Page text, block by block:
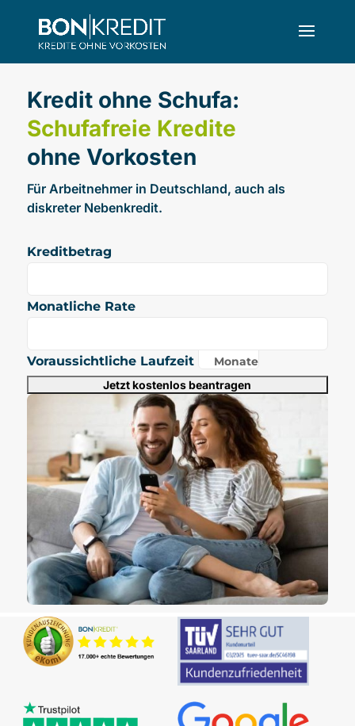
Kredit ohne Schufa:
Schufafreie Kredite
ohne Vorkosten
Für Arbeitnehmer in Deutschland, auch als
diskreter Nebenkredit.
Kreditbetrag
Monatliche Rate
Voraussichtliche Laufzeit Monate